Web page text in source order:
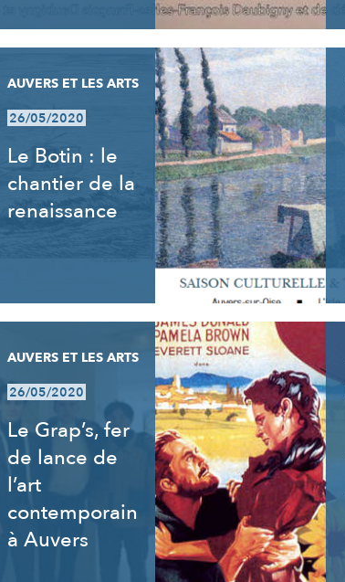
AUVERS ET LES ARTS
26/05/2020
Le Botin : le
chantier de la
renaissance
AUVERS ET LES ARTS
26/05/2020
Le Grap’s, fer
de lance de
l’art
contemporain
à Auvers